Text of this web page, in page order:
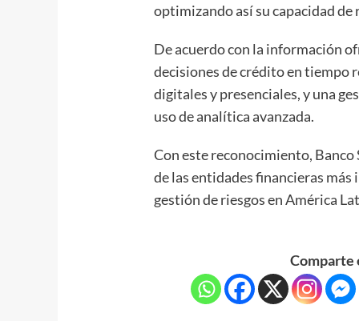
optimizando así su capacidad de
De acuerdo con la información
decisiones de crédito en tiempo
digitales y presenciales, y una
uso de analítica avanzada.
Con este reconocimiento,
de las entidades financieras
gestión de riesgos en América
Comparte